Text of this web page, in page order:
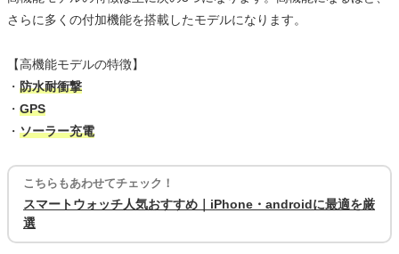
さらに多くの付加機能を搭載したモデルになります。
【高機能モデルの特徴】
・ 防水耐衝撃
・ GPS
・ ソーラー充電
こちらもあわせてチェック！
スマートウォッチ人気おすすめ｜iPhone・androidに最適を厳
選